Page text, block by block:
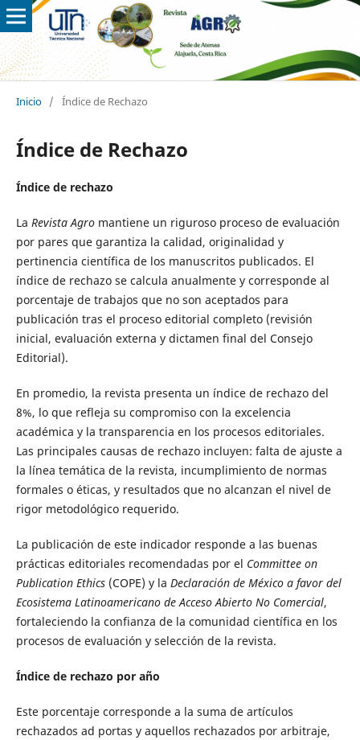
Inicio / Índice de Rechazo
Índice de Rechazo
Índice de rechazo
La Revista Agromantiene un riguroso proceso de evaluación
por pares que garantiza la calidad, originalidad y
pertinencia científica de los manuscritos publicados. El
índice de rechazo se calcula anualmente y corresponde al
porcentaje de trabajos que no son aceptados para
publicación tras el proceso editorial completo (revisión
inicial, evaluación externa y dictamen final del Consejo
Editorial).
En promedio, la revista presenta un índice de rechazo del
8%, lo que refleja su compromiso con la excelencia
académica y la transparencia en los procesos editoriales.
Las principales causas de rechazo incluyen: falta de ajuste a
la línea temática de la revista, incumplimiento de normas
formales o éticas, y resultados que no alcanzan el nivel de
rigor metodológico requerido.
La publicación de este indicador responde a las buenas
prácticas editoriales recomendadas por el Committee on
Publication Ethics(COPE) y la Declaración de México a favor del
Ecosistema Latinoamericano de Acceso Abierto No Comercial,
fortaleciendo la confianza de la comunidad científica en los
procesos de evaluación y selección de la revista.
Índice de rechazo por año
Este porcentaje corresponde a la suma de artículos
rechazados ad portas y aquellos rechazados por arbitraje,